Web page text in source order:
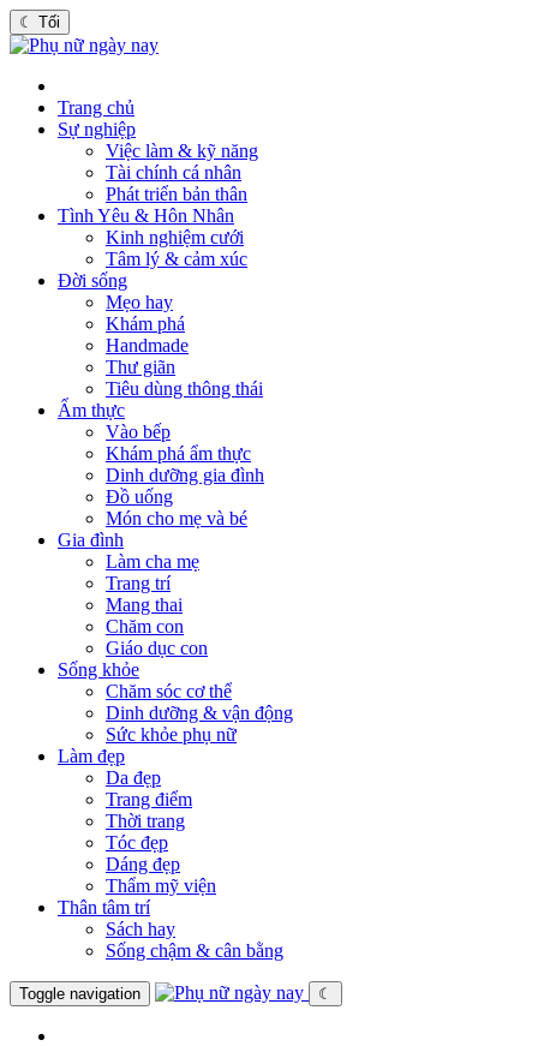
☾ Tối
Trang chủ
Sự nghiệp
Việc làm & kỹ năng
Tài chính cá nhân
Phát triển bản thân
Tình Yêu & Hôn Nhân
Kinh nghiệm cưới
Tâm lý & cảm xúc
Đời sống
Mẹo hay
Khám phá
Handmade
Thư giãn
Tiêu dùng thông thái
Ẩm thực
Vào bếp
Khám phá ẩm thực
Dinh dưỡng gia đình
Đồ uống
Món cho mẹ và bé
Gia đình
Làm cha mẹ
Trang trí
Mang thai
Chăm con
Giáo dục con
Sống khỏe
Chăm sóc cơ thể
Dinh dưỡng & vận động
Sức khỏe phụ nữ
Làm đẹp
Da đẹp
Trang điểm
Thời trang
Tóc đẹp
Dáng đẹp
Thẩm mỹ viện
Thân tâm trí
Sách hay
Sống chậm & cân bằng
Toggle navigation ☾